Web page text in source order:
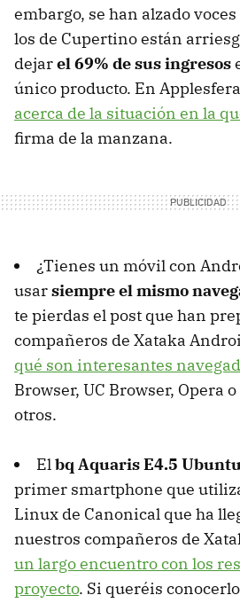
embargo, se han alzado
los de Cupertino están
dejarel 69% de sus ingresos
único producto. En Applesfera
acerca de la situación en la
firma de la manzana.
¿Tienes un móvil con
usarsiempre el mismo
te pierdas el post que han
compañeros de Xataka
qué son interesantes
Browser, UC Browser, Opera
otros.
El bq Aquaris E4.5
primer smartphone que
Linux de Canonical que ha
nuestros compañeros de
un largo encuentro con los
proyecto. Si queréis